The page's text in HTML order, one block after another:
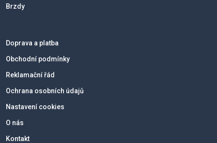
Brzdy
Doprava a platba
Obchodní podmínky
Reklamační řád
Ochrana osobních údajů
Nastavení cookies
O nás
Kontakt